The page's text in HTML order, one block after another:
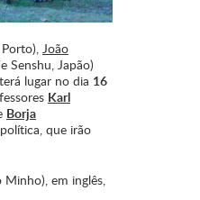
João
Senshu, Japão)
lugar no dia 16
Karl
Borja
que irão
Minho), em inglês,